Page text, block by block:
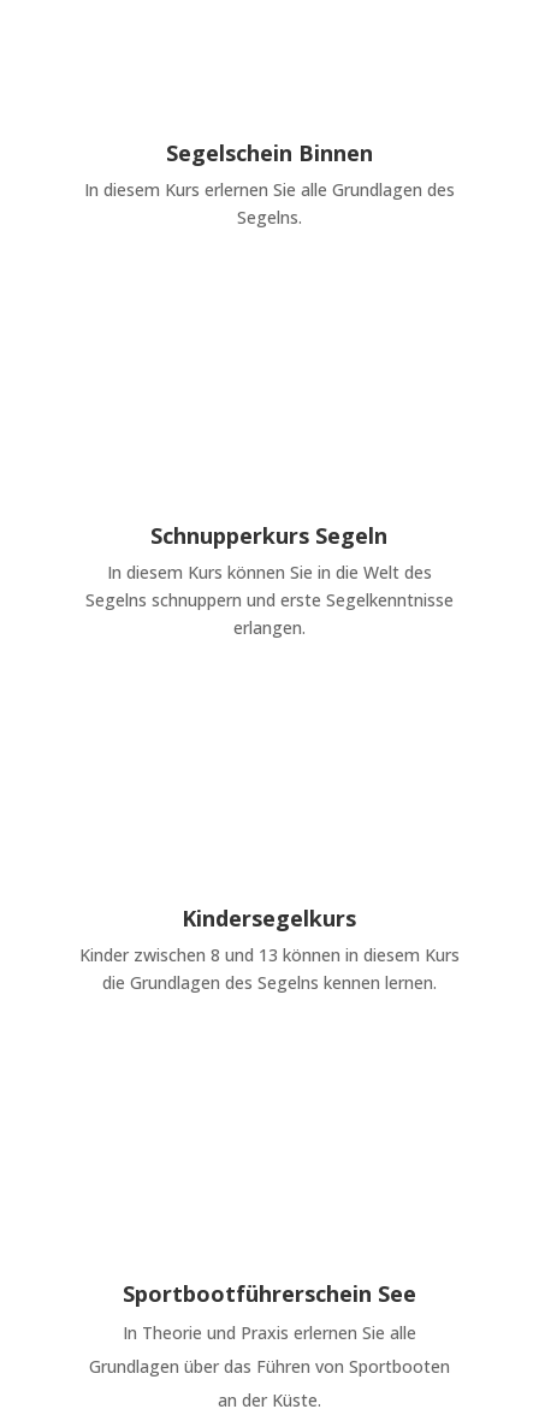
Segelschein Binnen
In diesem Kurs erlernen Sie alle Grundlagen des
Segelns.
Schnupperkurs Segeln
In diesem Kurs können Sie in die Welt des
Segelns schnuppern und erste Segelkenntnisse
erlangen.
Kindersegelkurs
Kinder zwischen 8 und 13 können in diesem Kurs
die Grundlagen des Segelns kennen lernen.
Sportbootführerschein See
In Theorie und Praxis erlernen Sie alle
Grundlagen über das Führen von Sportbooten
an der Küste.